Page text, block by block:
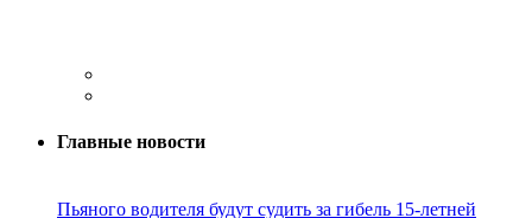
Главные новости
Пьяного водителя будут судить за гибель 15-летней